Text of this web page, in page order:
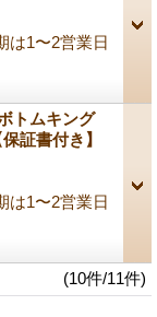
は1〜2営業日
トムキング
証書付き】
は1〜2営業日
(10件/11件)